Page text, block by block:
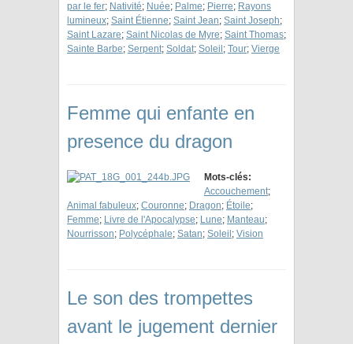
par le fer; Nativité; Nuée; Palme; Pierre; Rayons
lumineux; Saint Étienne; Saint Jean; Saint Joseph;
Saint Lazare; Saint Nicolas de Myre; Saint Thomas;
Sainte Barbe; Serpent; Soldat; Soleil ; Tour; Vierge
Femme qui enfante en
presence du dragon
Mots-clés:
Accouchement;
Animal fabuleux; Couronne; Dragon; Étoile;
Femme; Livre de l'Apocalypse; Lune; Manteau;
Nourrisson; Polycéphale; Satan; Soleil ; Vision
Le son des trompettes
avant le jugement dernier